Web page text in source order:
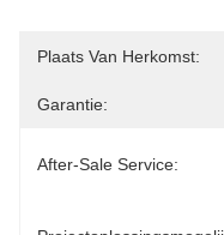
Plaats Van Herkomst:
Garantie:
After-Sale Service: